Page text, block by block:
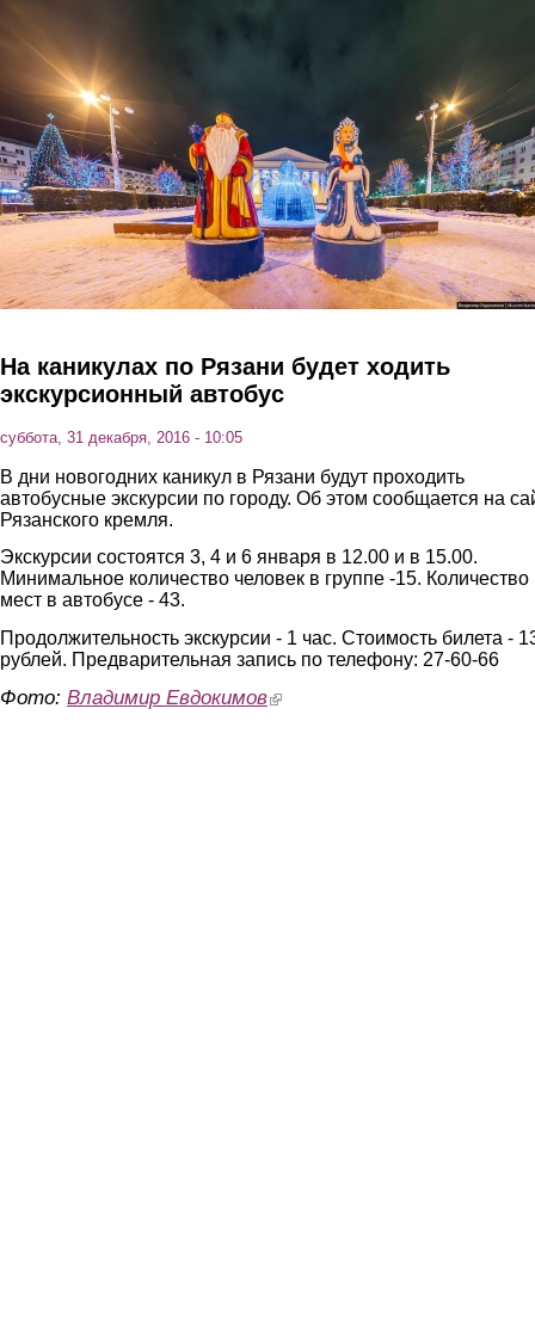
На каникулах по Рязани будет ходить
экскурсионный автобус
суббота, 31 декабря, 2016 - 10:05
В дни новогодних каникул в Рязани будут проходить
автобусные экскурсии по городу. Об этом сообщается на
Рязанского кремля.
Экскурсии состоятся 3, 4 и 6 января в 12.00 и в 15.00.
Минимальное количество человек в группе -15. Количество
мест в автобусе - 43.
Продолжительность экскурсии - 1 час. Стоимость билета -
рублей. Предварительная запись по телефону: 27-60-66
Фото: Владимир Евдокимов(link is external)